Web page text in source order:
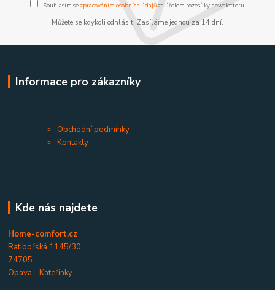
Souhlasím se zpracováním osobních údajůza účelem rozesílky newsletteru.
Můžete se kdykoli odhlásit. Zasíláme jednou za 14 dní.
Informace pro zákazníky
Obchodní podmínky
Kontakty
Kde nás najdete
Home-comfort.cz
Ratibořská 1145/30
74705
Opava - Kateřinky